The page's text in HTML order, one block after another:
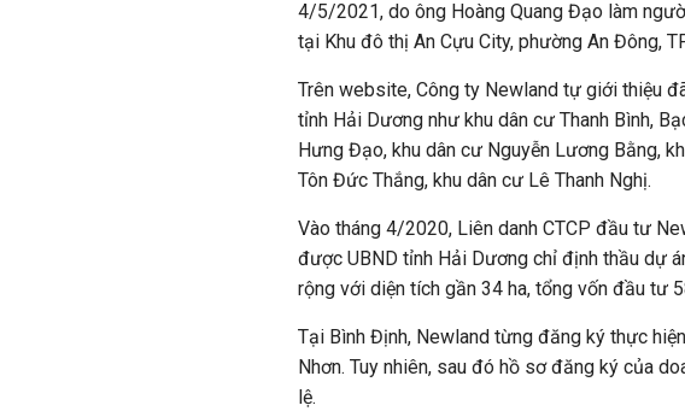
4/5/2021, do ông Hoàng Quang Đạo làm
tại Khu đô thị An Cựu City, phường An Đông,
Trên website, Công ty Newland tự giới thiệu
tỉnh Hải Dương như khu dân cư Thanh Bình,
Hưng Đạo, khu dân cư Nguyễn Lương Bằng,
Tôn Đức Thắng, khu dân cư Lê Thanh Nghị.
Vào tháng 4/2020, Liên danh CTCP đầu tư
được UBND tỉnh Hải Dương chỉ định thầu dự
rộng với diện tích gần 34 ha, tổng vốn đầu tư
Tại Bình Định, Newland từng đăng ký thực
Nhơn. Tuy nhiên, sau đó hồ sơ đăng ký của
lệ.